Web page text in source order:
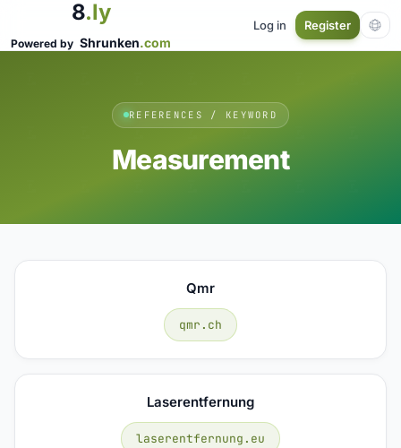
8.ly
Powered by Shrunken.com
Log in Register
REFERENCES / KEYWORD
Measurement
Qmr
qmr.ch
Laserentfernung
laserentfernung.eu